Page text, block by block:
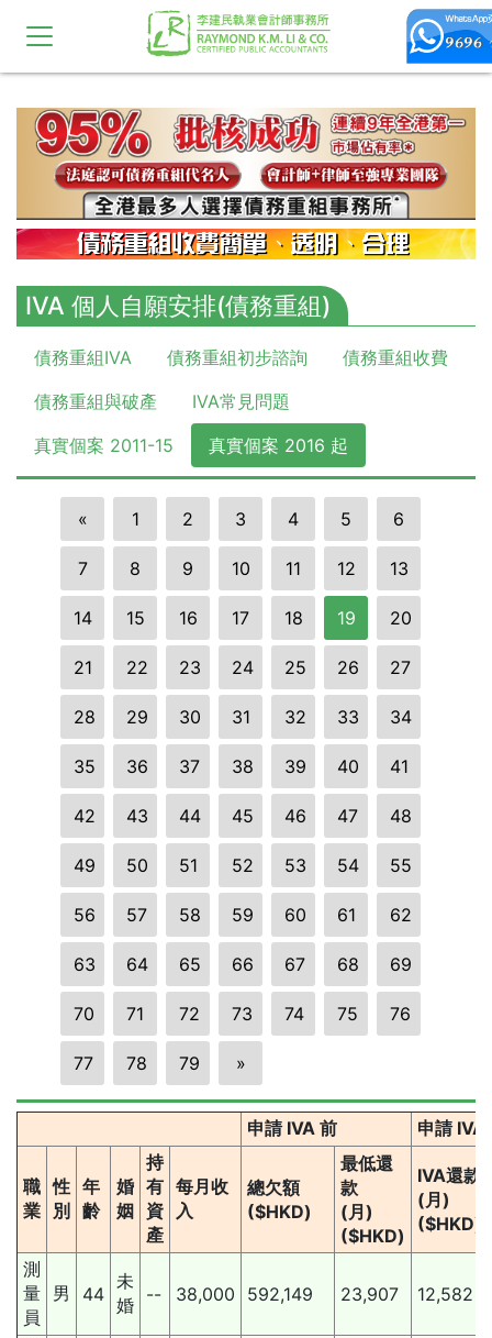
10,11,12,13,14,15,16,17,18,19,20
IVA 個人自願安排(債務重組)
債務重組IVA 債務重組初步諮詢
債務重組收費
債務重組與破產
IVA常見問題
真實個案 2011-15
真實個案 2016 起
« 1 2 3 4 5 6
7 8 9 10 11 12 13
14 15 16 17 18 19 20
21 22 23 24 25 26 27
28 29 30 31 32 33 34
35 36 37 38 39 40 41
42 43 44 45 46 47 48
49 50 51 52 53 54 55
56 57 58 59 60 61 62
63 64 65 66 67 68 69
70 71 72 73 74 75 76
77 78 79 »
申請 IVA 前 申請 IVA
職
業
性
別
年
齡
婚
姻
持
有
資
產
每月收
入
總欠額
($HKD)
最低還
款
(月)
($HKD)
IVA還款
(月)
($HKD)
測
量
員
男 44
未
婚
-- 38,000 592,149 23,907 12,582